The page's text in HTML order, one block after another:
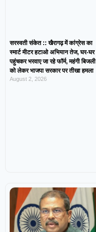
सरस्वती संकेत :: खैरागढ़ में कांग्रेस का
स्मार्ट मीटर हटाओ अभियान तेज, घर-घर
पहुंचकर भरवाए जा रहे फॉर्म, महंगी बिजली
को लेकर भाजपा सरकार पर तीखा हमला
August 2, 2026